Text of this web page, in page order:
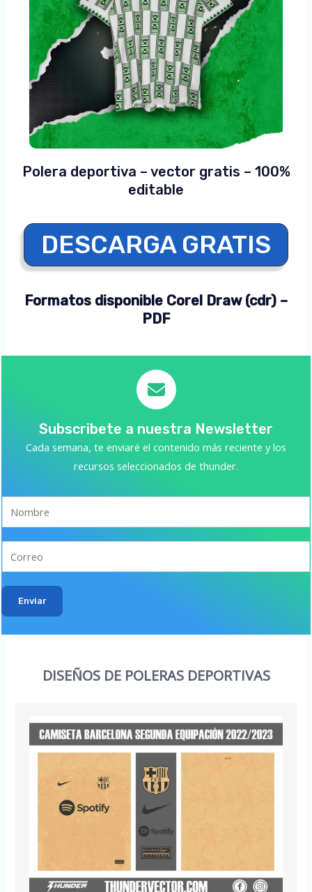
Polera deportiva – vector gratis – 100%
editable
DESCARGA GRATIS
Formatos disponible Corel Draw (cdr) –
PDF
Subscribete a nuestra Newsletter
Cada semana, te enviaré el contenido más reciente y los
recursos seleccionados de thunder.
Enviar
DISEÑOS DE POLERAS DEPORTIVAS